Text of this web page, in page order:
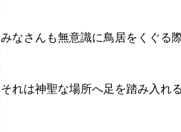
みなさんも無意識に鳥居をくぐる
それは神聖な場所へ足を踏み入れ